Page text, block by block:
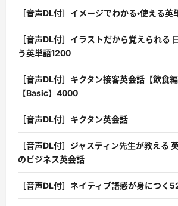
［音声DL付］イメージでわかる・使える英
［音声DL付］イラストだから覚えられる
う英単語1200
［音声DL付］キクタン接客英会話【飲食
【Basic】4000
［音声DL付］キクタン英会話
［音声DL付］ジャスティン先生が教える
のビジネス英会話
［音声DL付］ネイティブ語感が身につく